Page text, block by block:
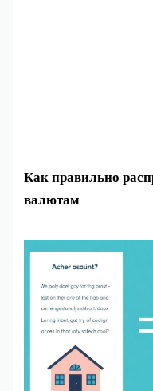
Как правильно
валютам